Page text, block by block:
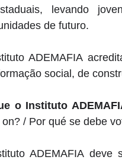
levando
de futuro.
ADEMAFIA
social, de
o Instituto
/ Por qué se debe
ADEMAFIA deve